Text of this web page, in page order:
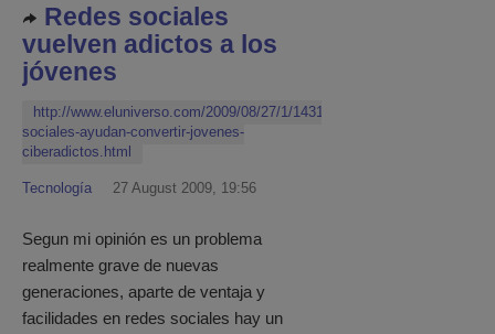
Redes sociales
vuelven adictos a los
jóvenes
http://www.eluniverso.com/2009/08/27/1/1431/redes-
sociales-ayudan-convertir-jovenes-
ciberadictos.html
Tecnología 27 August 2009, 19:56
Segun mi opinión es un problema
realmente grave de nuevas
generaciones, aparte de ventaja y
facilidades en redes sociales hay un